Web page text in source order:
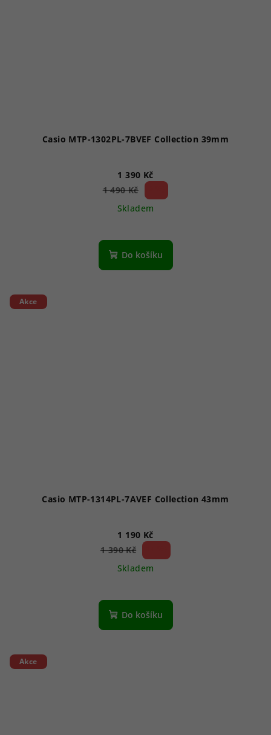
Casio MTP-1302PL-7BVEF Collection 39mm
1 390 Kč
1 490 Kč
Skladem
Do košíku
Akce
Casio MTP-1314PL-7AVEF Collection 43mm
1 190 Kč
1 390 Kč
Skladem
Do košíku
Akce